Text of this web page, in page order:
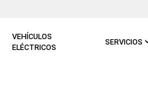
VEHÍCULOS
ELÉCTRICOS
SERVICIOS